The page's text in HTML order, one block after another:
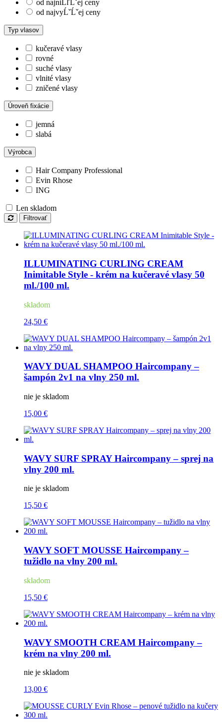
od najniĹľĹˇej ceny
od najvyĹˇĹˇej ceny
Typ vlasov
kučeravé vlasy
rovné
suché vlasy
vlnité vlasy
zničené vlasy
Úroveň fixácie
jemná
slabá
Výrobca
Hair Company Professional
Evin Rhose
ING
Len skladom
Filtrovať
ILLUMINATING CURLING CREAM
Inimitable Style - krém na kučeravé vlasy 50
ml./100 ml.
skladom
24,50 €
WAVY DUAL SHAMPOO Haircompany –
šampón 2v1 na vlny 250 ml.
nie je skladom
15,00 €
WAVY SURF SPRAY Haircompany – sprej na
vlny 200 ml.
nie je skladom
15,50 €
WAVY SOFT MOUSSE Haircompany –
tužidlo na vlny 200 ml.
skladom
15,50 €
WAVY SMOOTH CREAM Haircompany –
krém na vlny 200 ml.
nie je skladom
13,00 €